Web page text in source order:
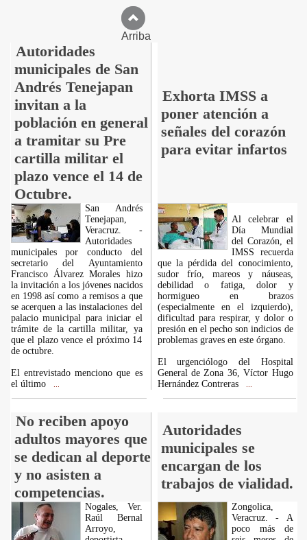
Arriba
Autoridades
municipales de San
Andrés Tenejapan
invitan a la
población en general
a tramitar su Pre
cartilla militar el
plazo vence el 14 de
Octubre.
Exhorta IMSS a
poner atención a
señales del corazón
para evitar infartos
San Andrés
Tenejapan,
Veracruz. -
Autoridades
municipales por conducto del
secretario del Ayuntamiento
Francisco Álvarez Morales hizo
la invitación a los jóvenes nacidos
en 1998 así como a remisos a que
se acerquen a las instalaciones del
palacio municipal para iniciar el
trámite de la cartilla militar, ya
que el plazo vence el próximo 14
de octubre.
El entrevistado menciono que es
el último
Al celebrar el
Día Mundial
del Corazón, el
IMSS recuerda
que la pérdida del conocimiento,
sudor frío, mareos y náuseas,
debilidad o fatiga, dolor y
hormigueo en brazos
(especialmente en el izquierdo),
dificultad para respirar, y dolor o
presión en el pecho son indicios de
problemas graves en este órgano.
El urgenciólogo del Hospital
General de Zona 36, Víctor Hugo
Hernández Contreras
No reciben apoyo
adultos mayores que
se dedican al deporte
y no asisten a
competencias.
Autoridades
municipales se
encargan de los
trabajos de vialidad.
Nogales, Ver.
Raúl Bernal
Arroyo,
Zongolica,
Veracruz. - A
poco más de